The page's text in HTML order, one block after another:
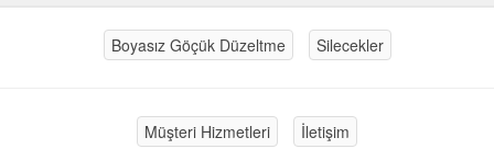
Boyasız Göçük Düzeltme Silecekler
Müşteri Hizmetleri İletişim